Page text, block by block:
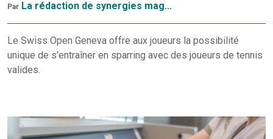
Par La rédaction de synergies mag...
Le Swiss Open Geneva offre aux joueurs la possibilité
unique de s’entraîner en sparring avec des joueurs de tennis
valides.